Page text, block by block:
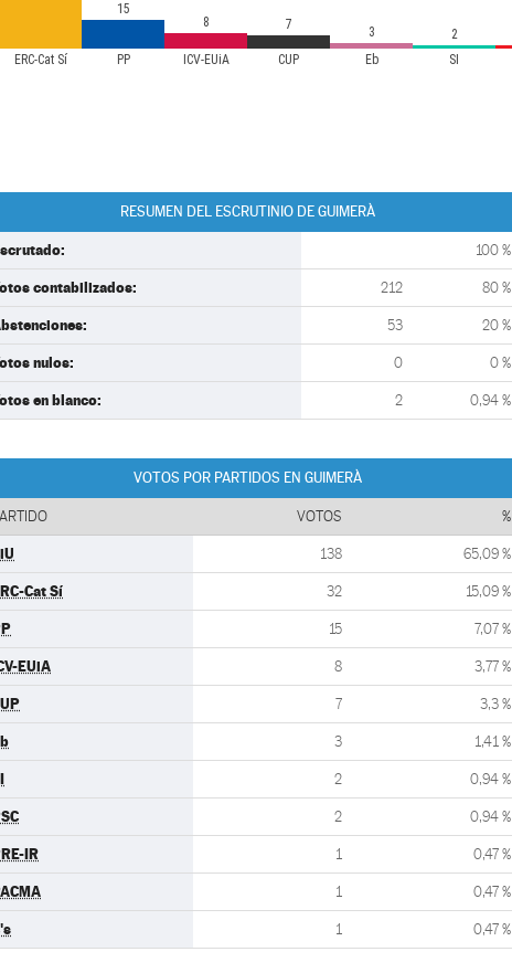
ERC-Cat Sí PP ICV-EUiA CUP Eb SI
15
8
7 3 2
RESUMEN DEL ESCRUTINIO DE GUIMERÀ
100 %
contabilizados: 212 80 %
53 20 %
nulos: 0 0 %
en blanco: 2 0,94 %
VOTOS POR PARTIDOS EN GUIMERÀ
VOTOS %
138 65,09 %
Cat Sí 32 15,09 %
15 7,07 %
EUiA 8 3,77 %
7 3,3 %
3 1,41 %
2 0,94 %
2 0,94 %
IR 1 0,47 %
1 0,47 %
1 0,47 %